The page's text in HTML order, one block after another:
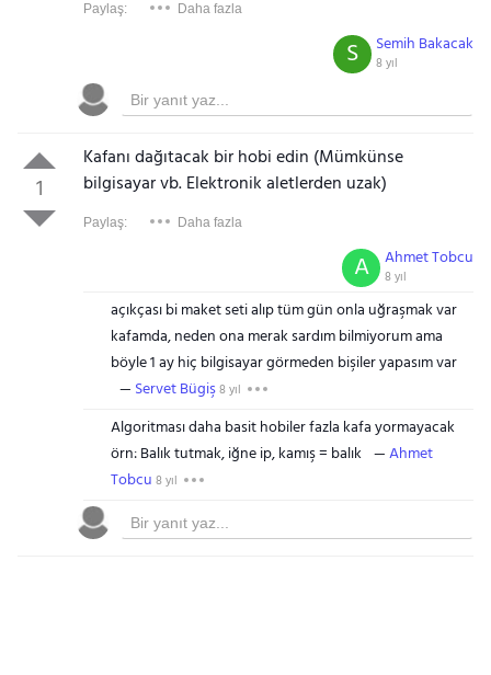
Paylaş: Daha fazla
Semih Bakacak
8 yıl
S
1
Kafanı dağıtacak bir hobi edin (Mümkünse
bilgisayar vb. Elektronik aletlerden uzak)
Paylaş: Daha fazla
Ahmet Tobcu
8 yıl
A
açıkçası bi maket seti alıp tüm gün onla uğraşmak var
kafamda, neden ona merak sardım bilmiyorum ama
böyle 1 ay hiç bilgisayar görmeden bişiler yapasım var
Servet Bügiş8 yıl
Algoritması daha basit hobiler fazla kafa yormayacak
örn: Balık tutmak, iğne ip, kamış = balık
Ahmet
Tobcu 8 yıl